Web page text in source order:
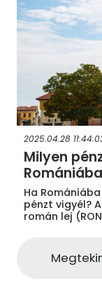
2025.04.28
Milyen
Ha
pénzt vigyél?
román lej